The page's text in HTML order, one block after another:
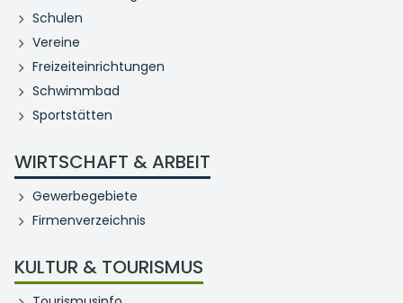
Schulen
Vereine
Freizeiteinrichtungen
Schwimmbad
Sportstätten
WIRTSCHAFT & ARBEIT
Gewerbegebiete
Firmenverzeichnis
KULTUR & TOURISMUS